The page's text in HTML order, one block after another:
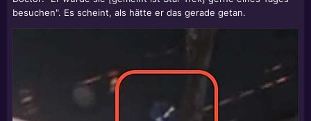
besuchen". Es scheint, als hätte er das gerade getan.